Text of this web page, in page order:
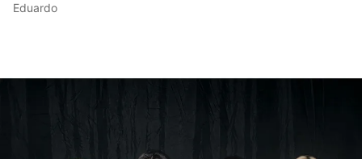
Eduardo